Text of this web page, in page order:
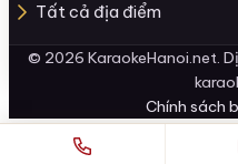
Tất cả địa điểm
© 2026 KaraokeHanoi.net.
Chính sách